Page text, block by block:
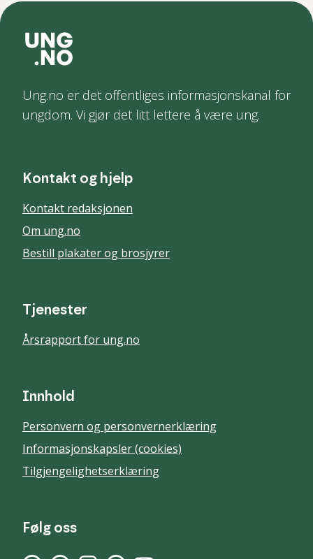
Ung.no er det offentliges informasjonskanal for
ungdom. Vi gjør det litt lettere å være ung.
Kontakt og hjelp
Kontakt redaksjonen
Om ung.no
Bestill plakater og brosjyrer
Tjenester
Årsrapport for ung.no
Innhold
Personvern og personvernerklæring
Informasjonskapsler (cookies)
Tilgjengelighetserklæring
Følg oss